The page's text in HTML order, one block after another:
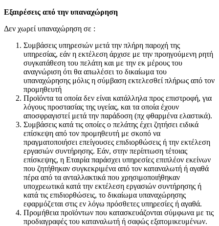
Εξαιρέσεις από την υπαναχώρηση
Δεν χωρεί υπαναχώρηση σε :
Συμβάσεις υπηρεσιών μετά την πλήρη παροχή της
υπηρεσίας, εάν η εκτέλεση άρχισε με την προηγούμενη ρητή
συγκατάθεση του πελάτη και με την εκ μέρους του
αναγνώριση ότι θα απωλέσει το δικαίωμα του
υπαναχώρησης μόλις η σύμβαση εκτελεσθεί πλήρως από τον
προμηθευτή
Προϊόντα τα οποία δεν είναι κατάλληλα προς επιστροφή, για
λόγους προστασίας της υγείας, και τα οποία έχουν
αποσφραγιστεί μετά την παράδοση (πχ φθαρμένα ελαστικά).
Συμβάσεις κατά τις οποίες ο πελάτης έχει ζητήσει ειδικά
επίσκεψη από τον προμηθευτή με σκοπό να
πραγματοποιήσει επείγουσες επιδιορθώσεις ή την εκτέλεση
εργασιών συντήρησης. Εάν, στην περίπτωση τέτοιας
επίσκεψης, η Εταιρία παράσχει υπηρεσίες επιπλέον εκείνων
που ζητήθηκαν συγκεκριμένα από τον καταναλωτή ή αγαθά
πέρα από τα ανταλλακτικά που χρησιμοποιήθηκαν
υποχρεωτικά κατά την εκτέλεση εργασιών συντήρησης ή
κατά τις επιδιορθώσεις, το δικαίωμα υπαναχώρησης
εφαρμόζεται στις εν λόγω πρόσθετες υπηρεσίες ή αγαθά.
Προμήθεια προϊόντων που κατασκευάζονται σύμφωνα με τις
προδιαγραφές του καταναλωτή ή σαφώς εξατομικευμένων.